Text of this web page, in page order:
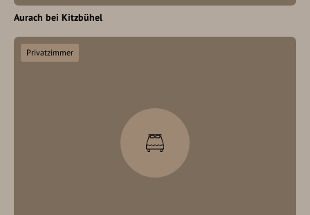
Aurach bei Kitzbühel
Privatzimmer